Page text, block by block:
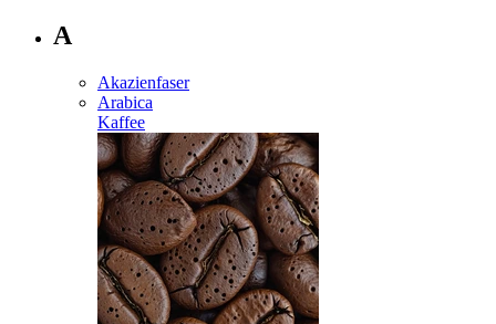
A
Akazienfaser
Arabica
Kaffee